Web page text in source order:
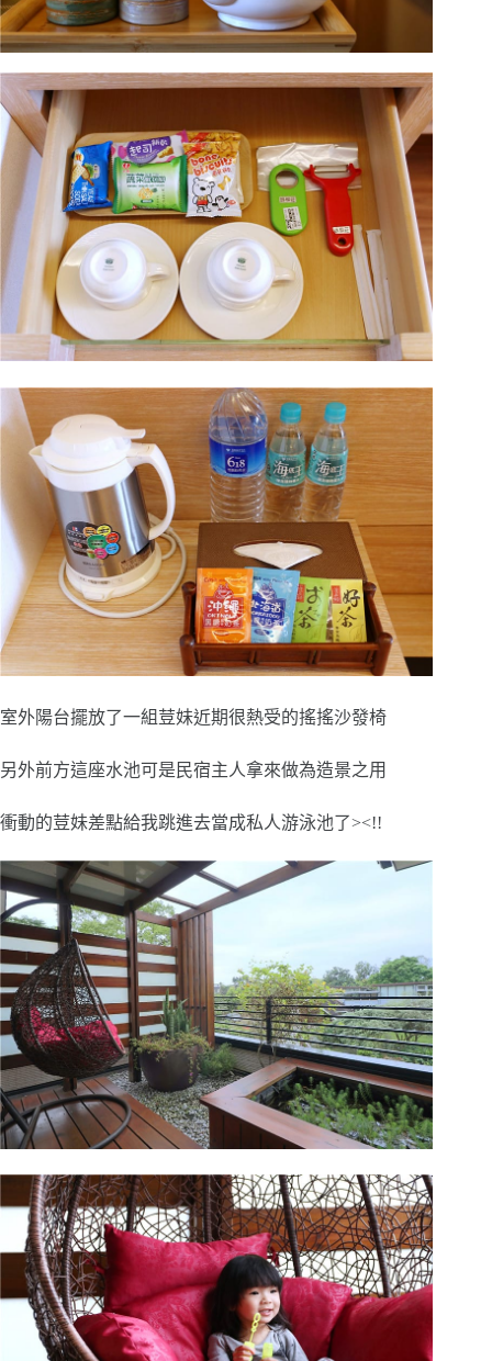
室外陽台擺放了一組荳妹近期很熱受的搖搖沙發椅
另外前方這座水池可是民宿主人拿來做為造景之用
衝動的荳妹差點給我跳進去當成私人游泳池了><!!